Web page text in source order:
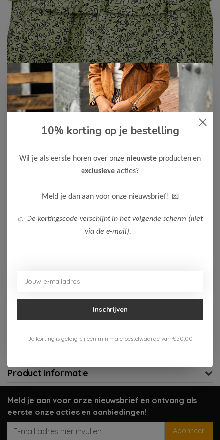
Koko Noko -50%
11,50 22,99
Kleur: Pistachio green / Materiaal: 99% Polyester/ 1% Elastane
Maak een keuze:
Aan verlanglijst toevoegen
Gratis verzenden vanaf 75,-
Verzenden 1-3 werkdagen
Product informatie
Meld je aan voor onze nieuwsbrief en ontvang als
eerste onze acties en aanbiedingen!
Abonneer
10% korting op je bestelling
Wil je als eerste horen over onze nieuwste producten en
exclusieve acties?
Meld je dan aan voor onze nieuwsbrief! 💌
👉 De kortingscode verschijnt in het volgende scherm (niet
via de e-mail).
Inschrijven
Je korting is geldig bij een minimale bestelwaarde van €50,00